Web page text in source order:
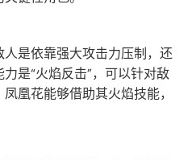
是依靠强大攻击力压制，还
是“火焰反击”，可以针对敌
凰花能够借助其火焰技能，